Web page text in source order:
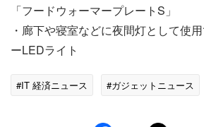
「フードウォーマープレートS」
・廊下や寝室などに夜間灯として使
ーLEDライト
#IT 経済ニュース #ガジェットニュース